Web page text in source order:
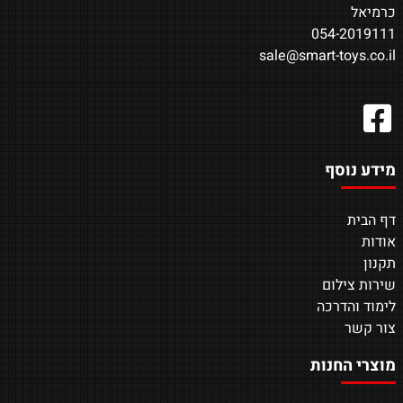
כרמיאל
054-2019111
sale@smart-toys.co.il
מידע נוסף
דף הבית
אודות
תקנון
שירות צילום
לימוד והדרכה
צור קשר
מוצרי החנות